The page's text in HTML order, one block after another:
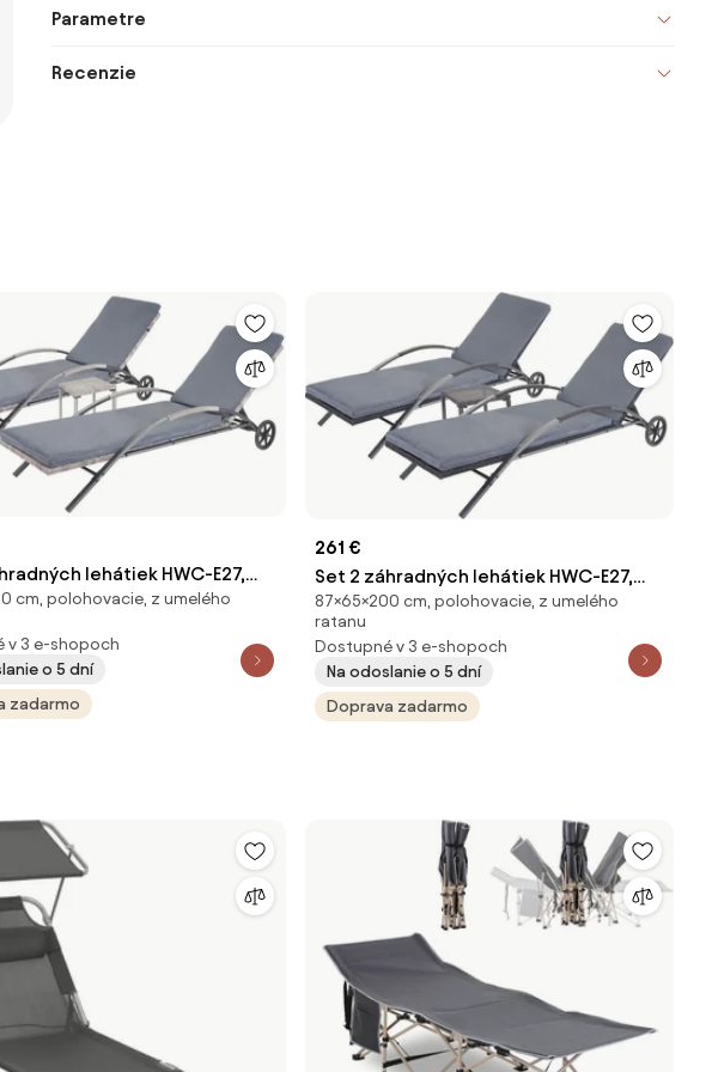
Parametre
Recenzie
lehátiek HWC-E27,
tmavosivé vankúše
cm, polohovacie, z umelého
v 3 e-shopoch
o 5 dní
zadarmo
261 €
Set 2 záhradných lehátiek HWC-E27,
čierny polyratan, tmavosivé vankúše
87×65×200 cm, polohovacie, z umelého
ratanu
Dostupné v 3 e-shopoch
Na odoslanie o 5 dní
Doprava zadarmo